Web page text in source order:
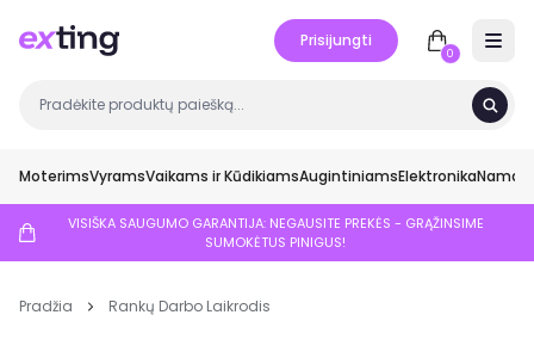
Prisijungti
0
MoterimsVyramsVaikams ir KūdikiamsAugintiniamsElektronikaNamai
VISIŠKA SAUGUMO GARANTIJA: NEGAUSITE PREKĖS - GRĄŽINSIME
SUMOKĖTUS PINIGUS!
Pradžia Rankų Darbo Laikrodis